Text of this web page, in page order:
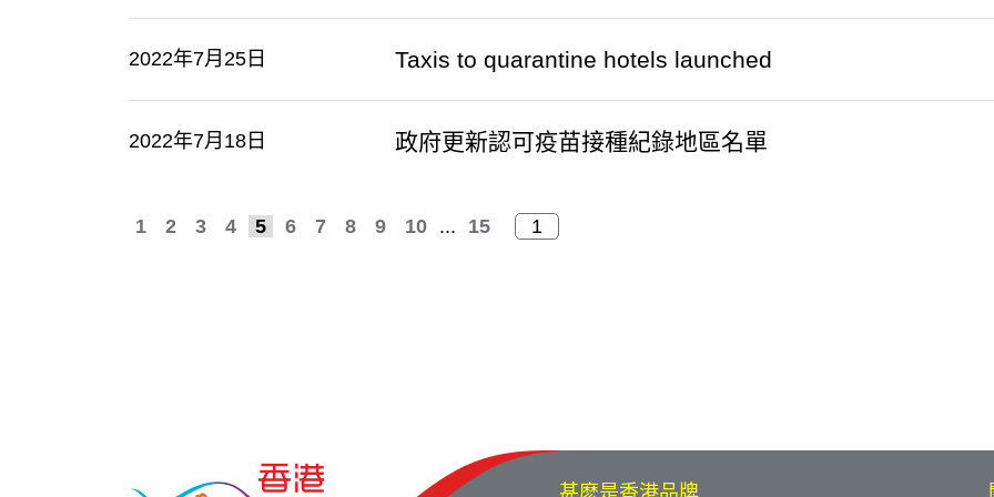
2022年7月25日 Taxis to quarantine hotels launched
2022年7月18日 政府更新認可疫苗接種紀錄地區名單
1 2 3 4 5 6 7 8 9 10 ... 15